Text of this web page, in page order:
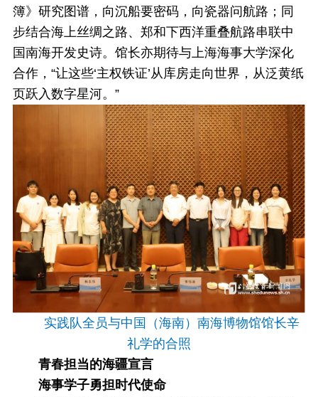
簿》研究图谱，向沉船要密码，向瓷器问航路；同
步结合海上丝绸之路、郑和下西洋重叠航路串联中
国南海开发史诗。馆长亦期待与上海海事大学深化
合作，“让这些‘主权铁证’从库房走向世界，从泛黄纸
页跃入数字星河。”
实践队全员与中国（海南）南海博物馆馆长辛
礼学的合照
青春担当的海疆宣言
海事学子勇担时代使命